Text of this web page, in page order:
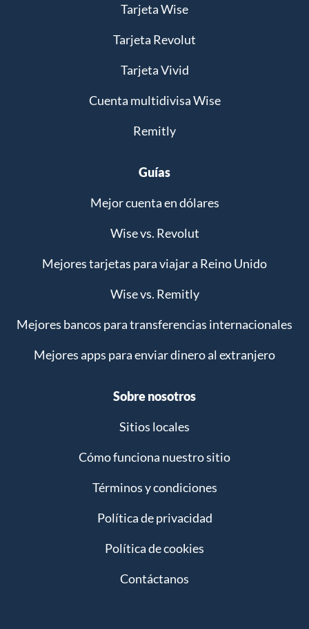
Tarjeta Wise
Tarjeta Revolut
Tarjeta Vivid
Cuenta multidivisa Wise
Remitly
Guías
Mejor cuenta en dólares
Wise vs. Revolut
Mejores tarjetas para viajar a Reino Unido
Wise vs. Remitly
Mejores bancos para transferencias internacionales
Mejores apps para enviar dinero al extranjero
Sobre nosotros
Sitios locales
Cómo funciona nuestro sitio
Términos y condiciones
Política de privacidad
Política de cookies
Contáctanos